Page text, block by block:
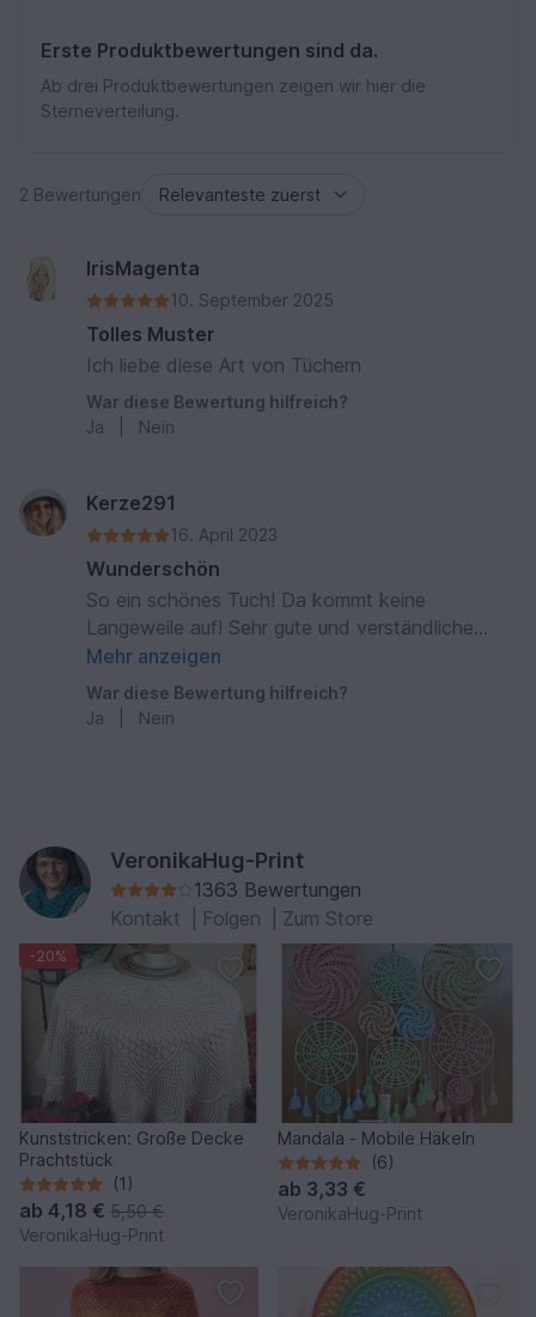
Erste Produktbewertungen sind da.
Ab drei Produktbewertungen zeigen wir hier die
Sterneverteilung.
2 Bewertungen
IrisMagenta
10. September 2025
Tolles Muster
Ich liebe diese Art von Tüchern
War diese Bewertung hilfreich?
Ja
Nein
Kerze291
16. April 2023
Wunderschön
So ein schönes Tuch! Da kommt keine
Langeweile auf! Sehr gute und verständliche
Anleitung!
Mehr anzeigen
War diese Bewertung hilfreich?
Ja
Nein
VeronikaHug-Print
1363 Bewertungen
Kontakt
Folgen Zum Store
-20%
Kunststricken: Große Decke
Prachtstück
(1)
ab 4,18 € 5,50 €
VeronikaHug-Print
Mandala - Mobile Häkeln
(6)
ab 3,33 €
VeronikaHug-Print